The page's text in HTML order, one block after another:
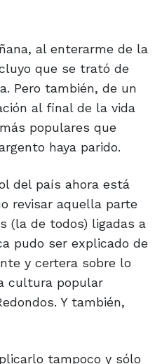
al enterarme de la
que se trató de
Pero también, de un
al final de la vida
populares que
haya parido.
del país ahora está
revisar aquella parte
(la de todos) ligadas a
pudo ser explicado de
y certera sobre lo
cultura popular
Y también,
tampoco y sólo